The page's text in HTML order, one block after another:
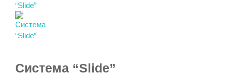
Система “Slide”